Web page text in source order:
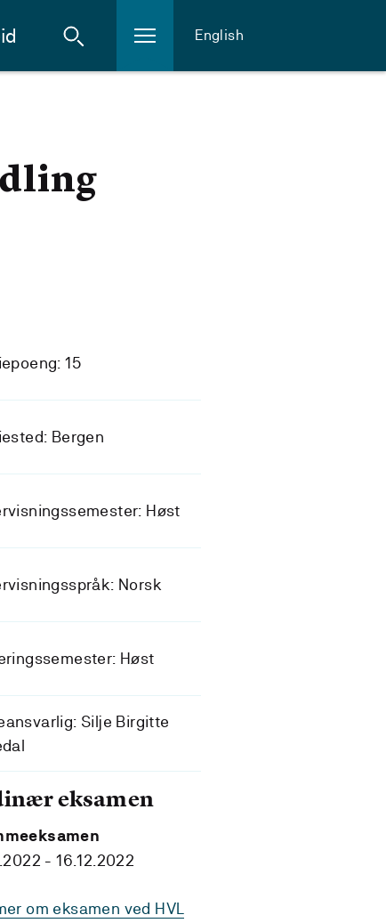
English
15
Bergen
Høst
Norsk
Høst
Silje Birgitte
eksamen
- 16.12.2022
om eksamen ved HVL